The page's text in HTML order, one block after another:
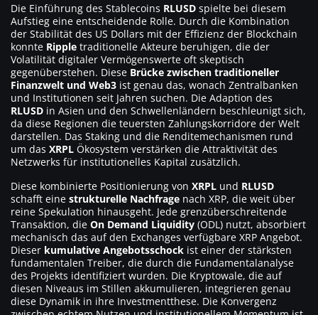
Die Einführung des Stablecoins RLUSD spielte bei diesem
Aufstieg eine entscheidende Rolle. Durch die Kombination
der Stabilität des US Dollars mit der Effizienz der Blockchain
konnte Ripple traditionelle Akteure beruhigen, die der
Volatilität digitaler Vermögenswerte oft skeptisch
gegenüberstehen. Diese Brücke zwischen traditioneller
Finanzwelt und Web3 ist genau das, wonach Zentralbanken
und Institutionen seit Jahren suchen. Die Adaption des
RLUSD in Asien und den Schwellenländern beschleunigt sich,
da diese Regionen die teuersten Zahlungskorridore der Welt
darstellen. Das Staking und die Renditemechanismen rund
um das XRPL Ökosystem verstärken die Attraktivität des
Netzwerks für institutionelles Kapital zusätzlich.
Diese kombinierte Positionierung von XRPL und RLUSD
schafft eine strukturelle Nachfrage nach XRP, die weit über
reine Spekulation hinausgeht. Jede grenzüberschreitende
Transaktion, die On Demand Liquidity (ODL) nutzt, absorbiert
mechanisch das auf den Exchanges verfügbare XRP Angebot.
Dieser kumulative Angebotsschock ist einer der stärksten
fundamentalen Treiber, die durch die Fundamentalanalyse
des Projekts identifiziert wurden. Die Kryptowale, die auf
diesen Niveaus im Stillen akkumulieren, integrieren genau
diese Dynamik in ihre Investmentthese. Die Konvergenz